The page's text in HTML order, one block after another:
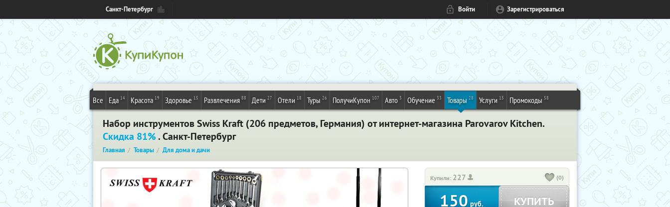
Санкт-Петербург Войти Зарегистрироваться
Все Еда 14 Красота 19 Здоровье 15 Развлечения 88 Дети 27 Отели 18 Туры 26 ПолучиКупон 107 Авто 3 Обучение 33 Товары 28 Услуги 15 Промокоды 58
Набор инструментов Swiss Kraft (206 предметов, Германия) от интернет-магазина Parovarov Kitchen.
Скидка 81%. Санкт-Петербург
Главная Товары Для дома и дачи
Купили: 227 (0)
150 руб. КУПИТЬ